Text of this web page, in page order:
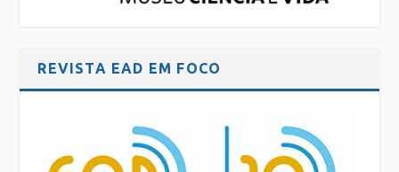
REVISTA EAD EM FOCO